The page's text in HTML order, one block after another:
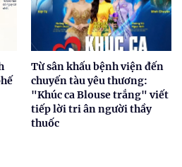
Từ sân khấu bệnh viện đến
chuyến tàu yêu thương:
"Khúc ca Blouse trắng" viết
tiếp lời tri ân người thầy
thuốc